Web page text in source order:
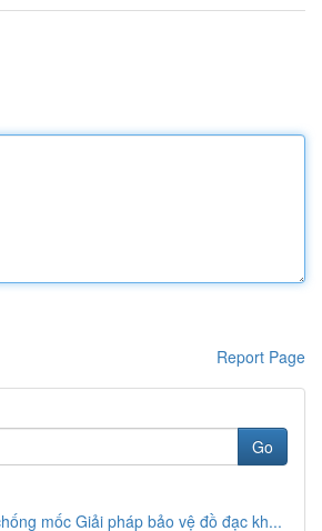
Report Page
Go
mốc Giải pháp bảo vệ đồ đạc kh...